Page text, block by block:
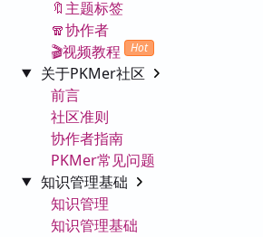
🔖主题标签
🧣协作者
🎬视频教程
Hot
关于PKMer社区
前言
社区准则
协作者指南
PKMer常见问题
知识管理基础
知识管理
知识管理基础